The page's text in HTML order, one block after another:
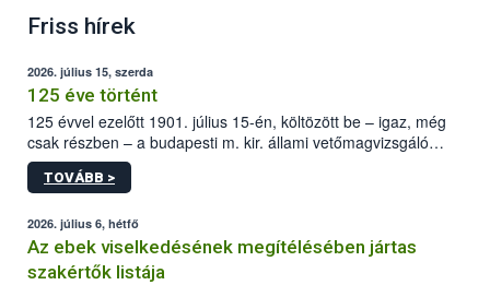
Friss hírek
2026. július 15, szerda
125 éve történt
125 évvel ezelőtt 1901. július 15-én, költözött be – igaz, még
csak részben – a budapesti m. kir. állami vetőmagvizsgáló
állomás a Kis Rókus utca 15. szám alatti, Czigler Győző által
tervezett új épületébe.
TOVÁBB >
2026. július 6, hétfő
Az ebek viselkedésének megítélésében jártas
szakértők listája